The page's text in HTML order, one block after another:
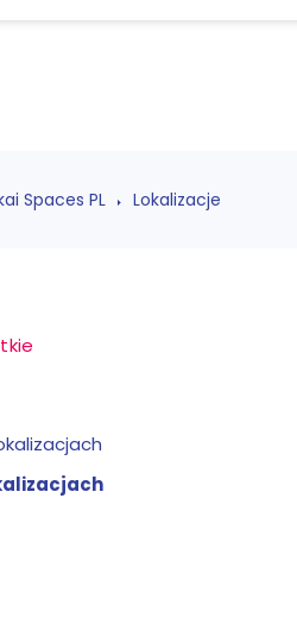
Spaces PL Lokalizacje